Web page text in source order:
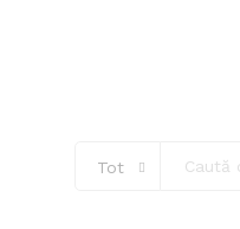
Tot